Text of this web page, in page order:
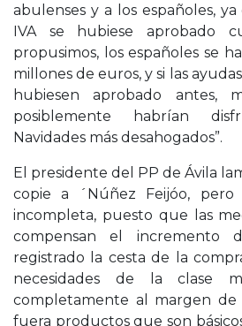
abulenses y a los españoles,
IVA se hubiese aprobado
propusimos, los españoles se
millones de euros, y si las
hubiesen aprobado antes,
posiblemente habrían
Navidades más desahogados”.
El presidente del PP de Ávila
copie a ´Núñez Feijóo,
incompleta, puesto que las
compensan el incremento
registrado la cesta de la
necesidades de la clase
completamente al margen de
fuera productos que son